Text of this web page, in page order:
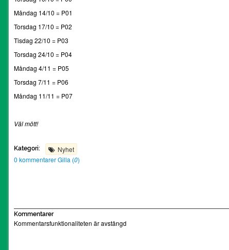
Måndag 14/10 = P01
Torsdag 17/10 = P02
Tisdag 22/10 = P03
Torsdag 24/10 = P04
Måndag 4/11 = P05
Torsdag 7/11 = P06
Måndag 11/11 = P07
Väl mött!
Kategori:
Nyhet
0 kommentarerGilla (0)
Kommentarer
Kommentarsfunktionaliteten är avstängd